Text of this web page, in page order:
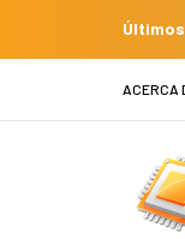
ACERCA